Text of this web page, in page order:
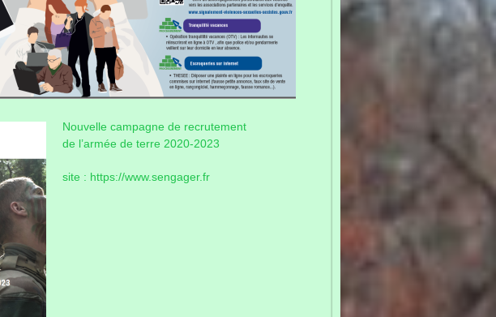
Nouvelle campagne de recrutement
de l’armée de terre 2020-2023
site : https://www.sengager.fr